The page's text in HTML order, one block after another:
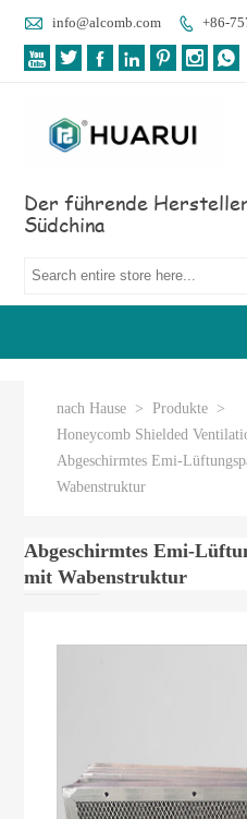
 info@alcomb.com  +86-
      
Der führende
Südchina
nach Hause > Produkte >
Honeycomb Shielded
Abgeschirmtes Emi-
Wabenstruktur
Abgeschirmtes Emi-
mit Wabenstruktur